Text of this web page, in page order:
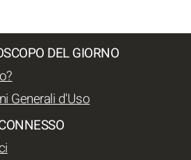
DEL GIORNO
Generali d'Uso